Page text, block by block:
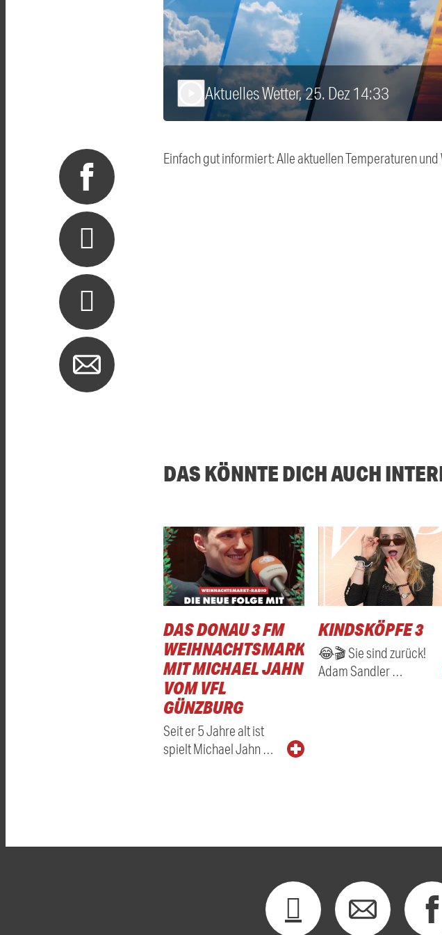
Aktuelles Wetter, 25. Dez 14:33
Einfach gut informiert: Alle aktuellen Temperaturen
DAS KÖNNTE DICH AUCH
DAS DONAU 3 FM
WEIHNACHTSMARKTRADIO
MIT MICHAEL JAHN
VOM VFL
GÜNZBURG
Seit er 5 Jahre alt ist
spielt Michael Jahn …
KINDSKÖPFE 3
😂🎬 Sie sind zurück!
Adam Sandler …